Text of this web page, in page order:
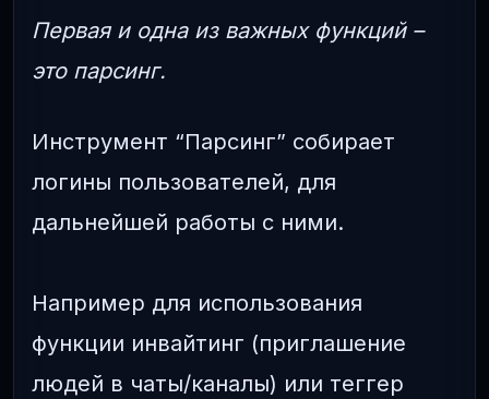
Первая и одна из важных функций –
это парсинг.
Инструмент “Парсинг” собирает
логины пользователей, для
дальнейшей работы с ними.
Например для использования
функции инвайтинг (приглашение
людей в чаты/каналы) или теггер